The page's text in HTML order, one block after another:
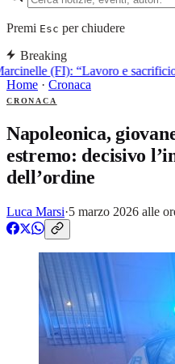
Premi Esc per chiudere
Breaking
(FI): “Lavoro e
Home · Cronaca
CRONACA
Napoleonica,
estremo: decisivo
dell’ordine
Luca Marsi·5 marzo 2026 alle